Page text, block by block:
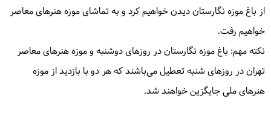
از باغ موزه نگارستان دیدن خواهیم کرد و به تماشای موزه هنرهای معاصر
خواهیم رفت.
نکته مهم: باغ موزه نگارستان در روزهای دوشنبه و موزه هنرهای معاصر
تهران در روزهای شنبه تعطیل می‌باشند که هر دو با بازدید از موزه
هنرهای ملی جایگزین خواهند شد.